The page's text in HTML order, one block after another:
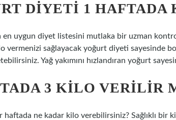
DIYETI 1 HAFTADA
en uygun diyet listesini mutlaka bir uzman
vermenizi sağlayacak yoğurt diyeti sayesinde
Yağ yakımını hızlandıran yoğurt
3 KILO VERILIR
haftada ne kadar kilo verebilirsiniz? Sağlıklı bir